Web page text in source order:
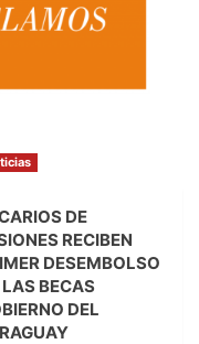
DE
RECIBEN
DESEMBOLSO
LAS BECAS
DEL